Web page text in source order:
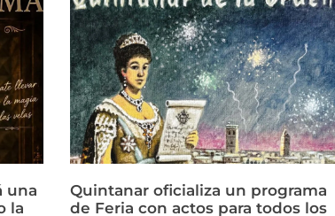
una
la
Quintanar oficializa un programa
de Feria con actos para todos los